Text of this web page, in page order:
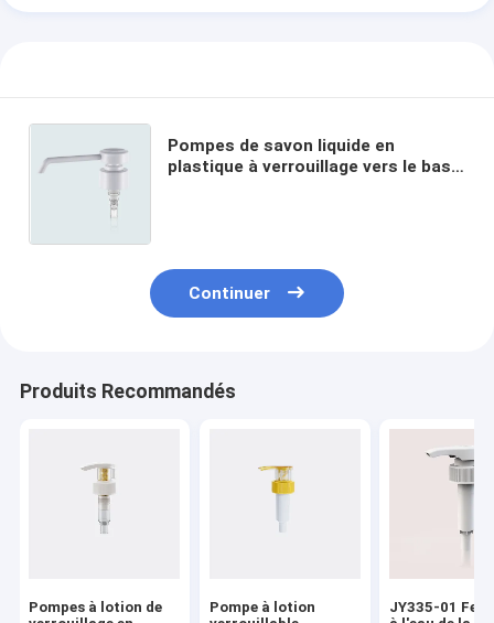
Pompes de savon liquide en
plastique à verrouillage vers le bas
Continuer
Produits Recommandés
Pompes à lotion de
Pompe à lotion
JY335-01